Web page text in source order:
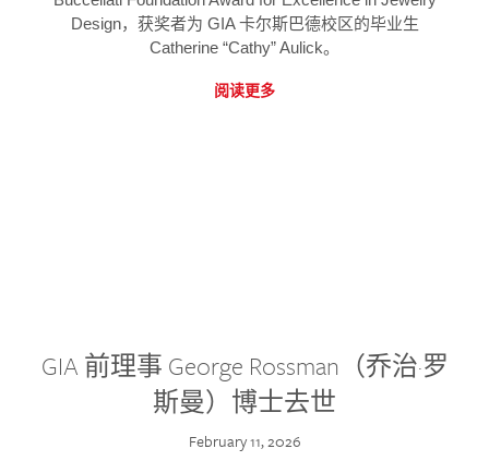
Design，获奖者为 GIA 卡尔斯巴德校区的毕业生
Catherine “Cathy” Aulick。
阅读更多
GIA 前理事 George Rossman（乔治·罗
斯曼）博士去世
February 11, 2026